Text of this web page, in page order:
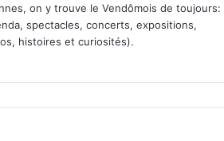
on y trouve le Vendômois de toujours:
spectacles, concerts, expositions,
histoires et curiosités).